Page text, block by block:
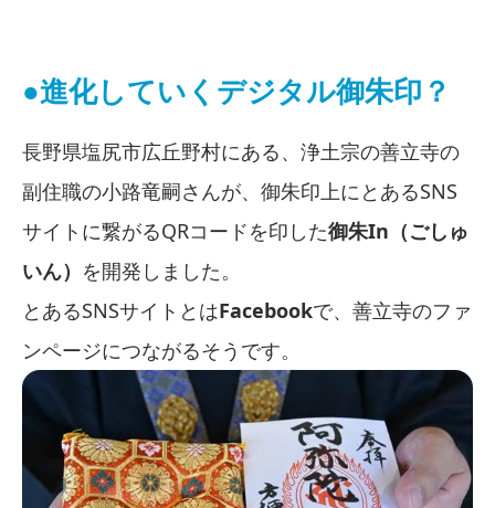
●進化していくデジタル御朱印？
長野県塩尻市広丘野村にある、浄土宗の善立寺の
副住職の小路竜嗣さんが、御朱印上にとあるSNS
サイトに繋がるQRコードを印した御朱In（ごしゅ
いん） を開発しました。
とあるSNSサイトとはFacebookで、善立寺のファ
ンページにつながるそうです。